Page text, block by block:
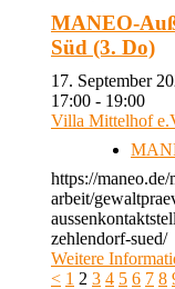
MANEO-
Süd (3. Do)
17. September
17:00 - 19:00
Villa Mittelhof
https://maneo.de/
arbeit/
zehlendorf-sued/
Weitere
< 1 2 3 4 5 6 7 8